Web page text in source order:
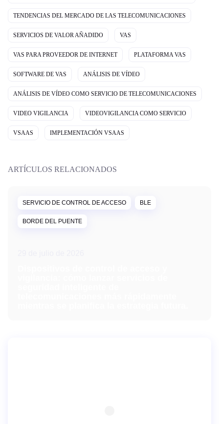
TENDENCIAS DEL MERCADO DE LAS TELECOMUNICACIONES
SERVICIOS DE VALOR AÑADIDO VAS
VAS PARA PROVEEDOR DE INTERNET PLATAFORMA VAS
SOFTWARE DE VAS ANÁLISIS DE VÍDEO
ANÁLISIS DE VÍDEO COMO SERVICIO DE TELECOMUNICACIONES
VIDEO VIGILANCIA VIDEOVIGILANCIA COMO SERVICIO
VSAAS IMPLEMENTACIÓN VSAAS
ARTÍCULOS RELACIONADOS
SERVICIO DE CONTROL DE ACCESO BLE
BORDE DEL PUENTE